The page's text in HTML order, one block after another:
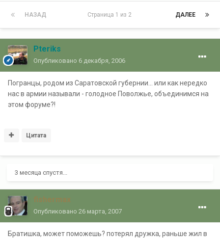
НАЗАД ДАЛЕЕ
Страница 1 из 2
Pteriks
Опубликовано 6 декабря, 2006
Погранцы, родом из Саратовской губернии... или как нередко
нас в армии называли - голодное Поволжье, объединимся на
этом форуме?!
Цитата
3 месяца спустя...
fishermax
Опубликовано 26 марта, 2007
Братишка, может поможешь? потерял дружка, раньше жил в